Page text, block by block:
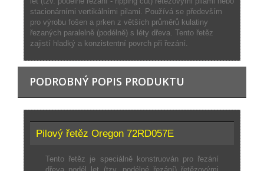
stacionárními vertikálními pilami. Používá se především
pro výrobu fošen a prken z větších průměrů kulatiny
řezaných paralelně (podélně) s léty dřeva. Tento řetěz
zajistí hladký a konzistentní povrch při řezání.
PODROBNÝ POPIS PRODUKTU
Pilový řetěz Oregon 72RD057E
Tento řetěz je speciálně konstruován pro řezání